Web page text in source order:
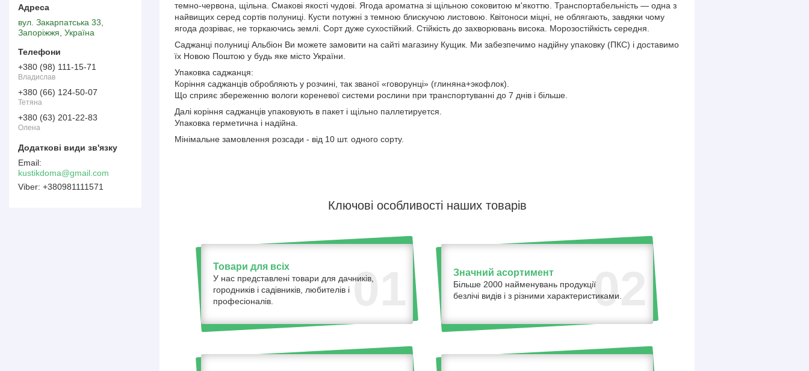
темно-червона, щільна. Смакові якості чудові. Ягода ароматна зі щільною соковитою м'якоттю. Транспортабельність — одна з
найвищих серед сортів полуниці. Кусти потужні з темною блискучою листовою. Квітоноси міцні, не облягають, завдяки чому
ягода дозріває, не торкаючись землі. Сорт дуже сухостійкий. Стійкість до захворювань висока. Морозостійкість середня.
Саджанці полуниці Альбіон Ви можете замовити на сайті магазину Кущик. Ми забезпечимо надійну упаковку (ПКС) і доставимо
їх Новою Поштою у будь яке місто України.
Упаковка саджанця:
Коріння саджанців обробляють у розчині, так званої «говорунці» (глиняна+экофлок).
Що сприяє збереженню вологи кореневої системи рослини при транспортуванні до 7 днів і більше.
Далі коріння саджанців упаковують в пакет і щільно паллетируется.
Упаковка герметична і надійна.
Мінімальне замовлення розсади - від 10 шт. одного сорту.
Ключові особливості наших товарів
01
Товари для всіх
У нас представлені товари для дачників,
городників і садівників, любителів і
професіоналів.
02
Значний асортимент
Більше 2000 найменувань продукції
безлічі видів і з різними характеристиками.
вул. Закарпатська 33,
Запоріжжя, Україна
+380 (98) 111-15-71
Владислав
+380 (66) 124-50-07
Тетяна
+380 (63) 201-22-83
Олена
kustikdoma@gmail.com
+380981111571